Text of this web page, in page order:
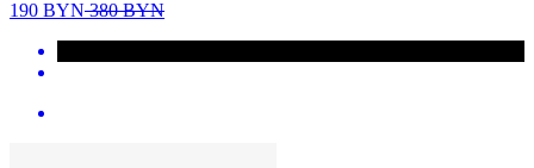
190 BYN380BYN